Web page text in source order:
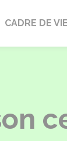
CADRE DE VIE